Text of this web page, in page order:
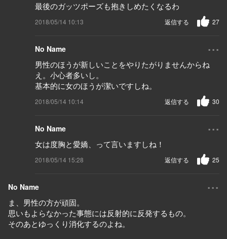
最後のガッツポーズも抱きしめたくなるわ
2018/05/14 10:13 27
返信する
No Name ...
男性のほうが新しいことをやりたがりませんからね
え。小心者多いし。
基本的に女のほうが潔いですしね。
2018/05/14 10:14 30
返信する
No Name ...
女は度胸と愛嬌、って言いますしね！
2018/05/14 15:28 25
返信する
No Name ...
ま、男性の方が頑固。
思いもよらなかった事態には反射的に反発するもの。
そのあとゆっくり消化するのよね。